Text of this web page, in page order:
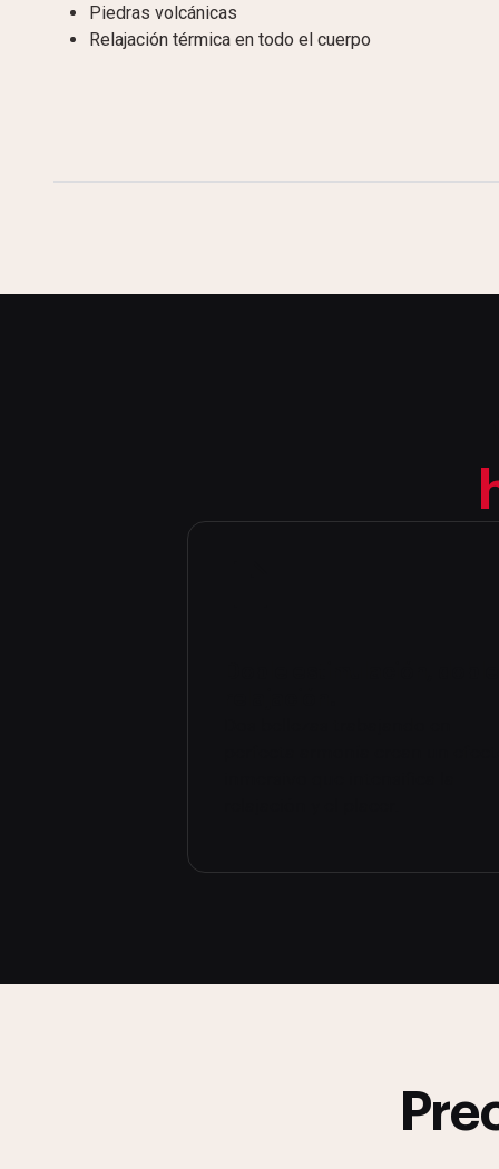
Piedras volcánicas
Relajación térmica en todo el cuerpo